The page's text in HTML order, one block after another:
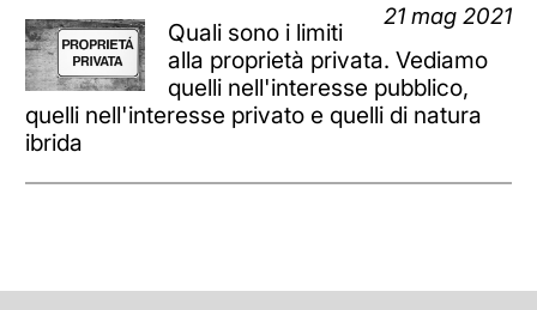
21 mag 2021
Quali sono i limiti
alla proprietà privata. Vediamo
quelli nell'interesse pubblico,
quelli nell'interesse privato e quelli di natura
ibrida